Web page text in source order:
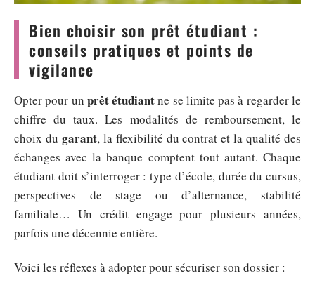
Bien choisir son prêt étudiant :
conseils pratiques et points de
vigilance
Opter pour un prêt étudiantne se limite pas à regarder le
chiffre du taux. Les modalités de remboursement, le
choix du garant, la flexibilité du contrat et la qualité des
échanges avec la banque comptent tout autant. Chaque
étudiant doit s’interroger : type d’école, durée du cursus,
perspectives de stage ou d’alternance, stabilité
familiale… Un crédit engage pour plusieurs années,
parfois une décennie entière.
Voici les réflexes à adopter pour sécuriser son dossier :